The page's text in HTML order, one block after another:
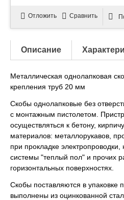
Отложить Сравнить
Описание
Металлическая однолапковая
крепления труб 20 мм
Скобы однолапковые без
с монтажным пистолетом.
осуществляться к бетону,
материалов: металлорукавов,
при прокладке электропроводки,
системы "теплый пол" и прочих
горизонтальных поверхностях.
Скобы поставляются в упаковке
выполнены из оцинкованной